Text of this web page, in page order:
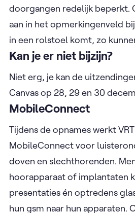
doorgangen redelijk beperkt.
aan in het opmerkingenveld
in een rolstoel komt, zo
Kan je er niet bijzijn?
Niet erg, je kan de
Canvas op 28, 29 en 30
MobileConnect
Tijdens de opnames werkt
MobileConnect voor
doven en slechthorenden.
hoorapparaat of implantaten
presentaties én optredens
hun gsm naar hun apparaten.